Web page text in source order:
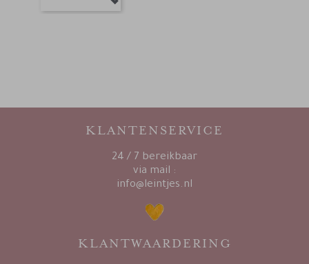
KLANTENSERVICE
24 / 7 bereikbaar
via mail :
info@leintjes.nl
KLANTWAARDERING